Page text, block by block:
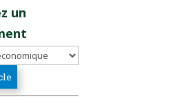
un